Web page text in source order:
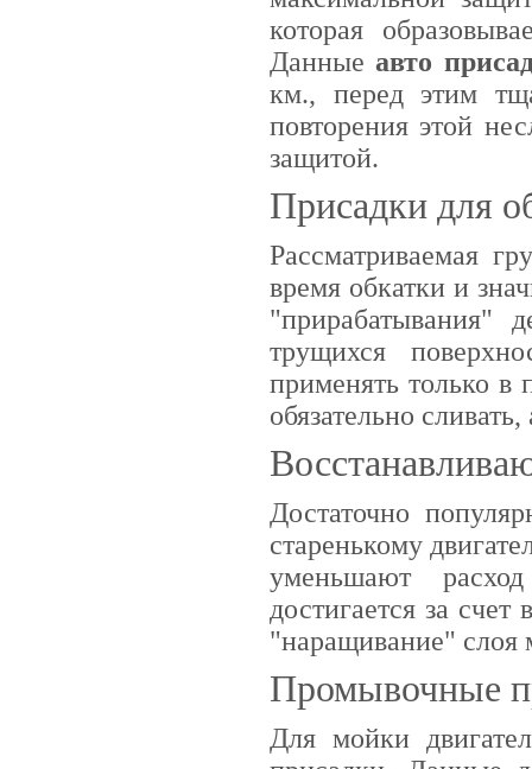
которая
Данныеавто
км., перед этим
повторения этой
защитой.
Присадки для
Рассматриваемая
время обкатки и
"прирабатывания"
трущихся
применять только в
обязательно
Достаточно
старенькому
уменьшают
достигается за
"наращивание" слоя
Промывочные
Для мойки